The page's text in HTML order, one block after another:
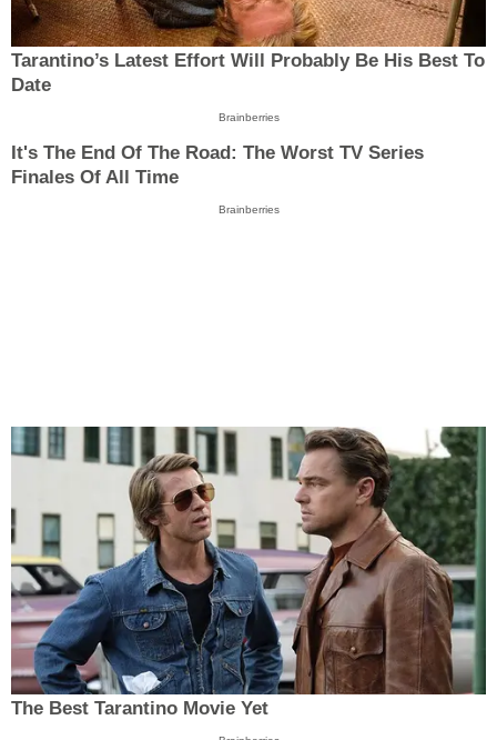
Tarantino’s Latest Effort Will Probably Be His Best To
Date
Brainberries
It's The End Of The Road: The Worst TV Series
Finales Of All Time
Brainberries
The Best Tarantino Movie Yet